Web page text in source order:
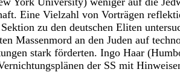
Eine Vielzahl von Vorträgen
zu den deutschen Eliten
Massenmord an den Juden auf
stark förderten. Ingo Haar
der SS mit